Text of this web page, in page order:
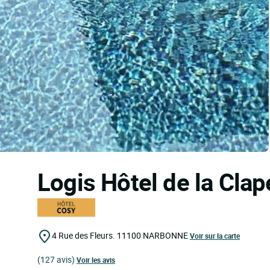
Logis Hôtel de la
4 Rue des Fleurs. 11100 NARBONNEVoir sur la carte
(127 avis) Voir les avis